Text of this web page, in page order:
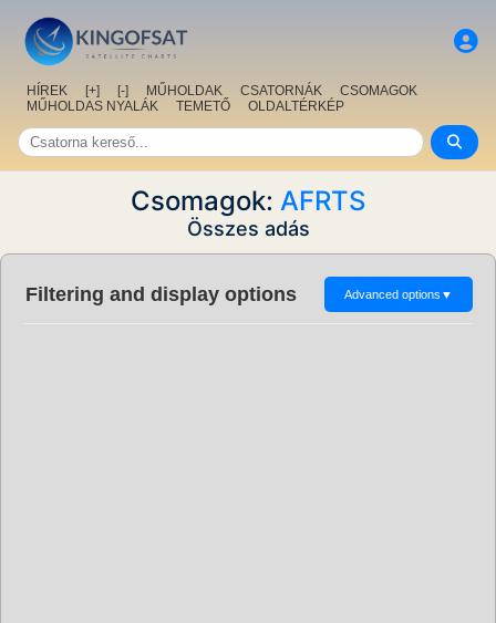
HÍREK [+] [-] MŰHOLDAK CSATORNÁK
CSOMAGOK
MŰHOLDAS NYALÁK
TEMETŐ OLDALTÉRKÉP
Csomagok: AFRTS
Összes adás
Filtering and display options Advanced options ▼